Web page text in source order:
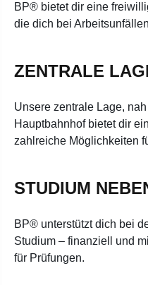
BP® bietet dir eine
die dich bei
ZENTRALE
Unsere zentrale Lage,
Hauptbahnhof bietet dir
zahlreiche Möglichkeiten
STUDIUM
BP® unterstützt dich bei
Studium – finanziell und
für Prüfungen.